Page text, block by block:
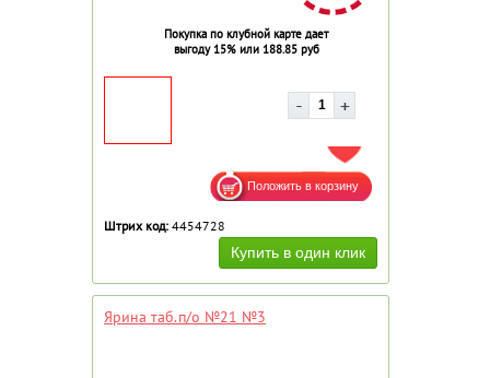
Покупка по клубной карте дает
выгоду 15% или 188.85 руб
ДОБАВИТЬ В ИЗБРАННОЕ
Штрих код: 4454728
Ярина таб.п/о №21 №3